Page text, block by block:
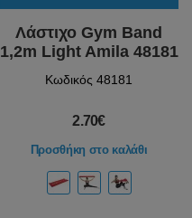
Λάστιχο Gym Band
1,2m Light Amila 48181
Κωδικός 48181
2.70€
Προσθήκη στο καλάθι